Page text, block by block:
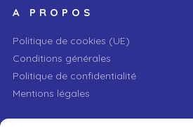
A PROPOS
Politique de cookies (UE)
Conditions générales
Politique de confidentialité
Mentions légales